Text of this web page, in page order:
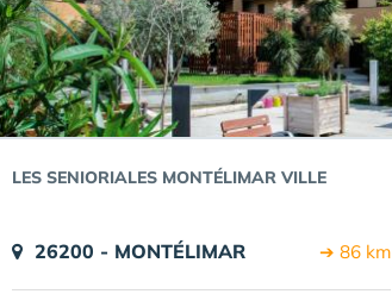
LES SENIORIALES MONTÉLIMAR VILLE
26200 - MONTÉLIMAR ➔ 86 km